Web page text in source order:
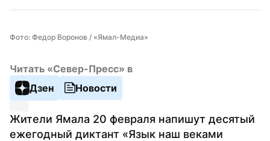
Фото: Федор Воронов / «Ямал-Медиа»
Читать «Север-Пресс» в
Дзен
Новости
Жители Ямала 20 февраля напишут десятый
ежегодный диктант «Язык наш веками